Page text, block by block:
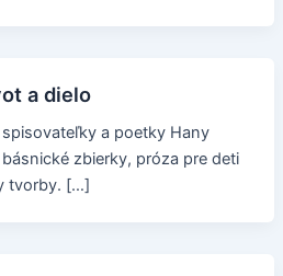
a dielo
a poetky Hany
zbierky, próza pre deti
tvorby. […]